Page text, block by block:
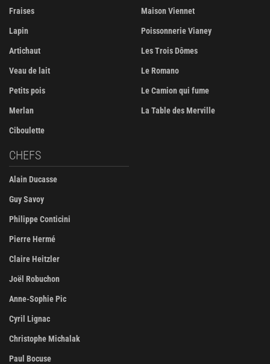
Fraises
Lapin
Artichaut
Veau de lait
Petits pois
Merlan
Ciboulette
Maison Viennet
Poissonnerie Vianey
Les Trois Dômes
Le Romano
Le Camion qui fume
La Table des Merville
CHEFS
Alain Ducasse
Guy Savoy
Philippe Conticini
Pierre Hermé
Claire Heitzler
Joël Robuchon
Anne-Sophie Pic
Cyril Lignac
Christophe Michalak
Paul Bocuse